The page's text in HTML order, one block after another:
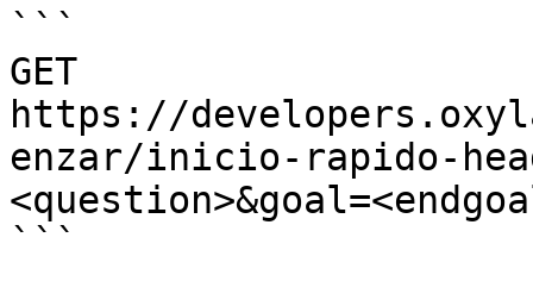
```
GET
https://
enzar/inicio-rapido-
```